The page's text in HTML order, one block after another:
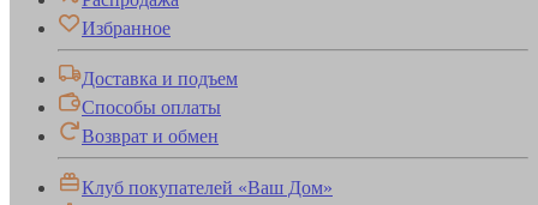
Избранное
Доставка и подъем
Способы оплаты
Возврат и обмен
Клуб покупателей «Ваш Дом»